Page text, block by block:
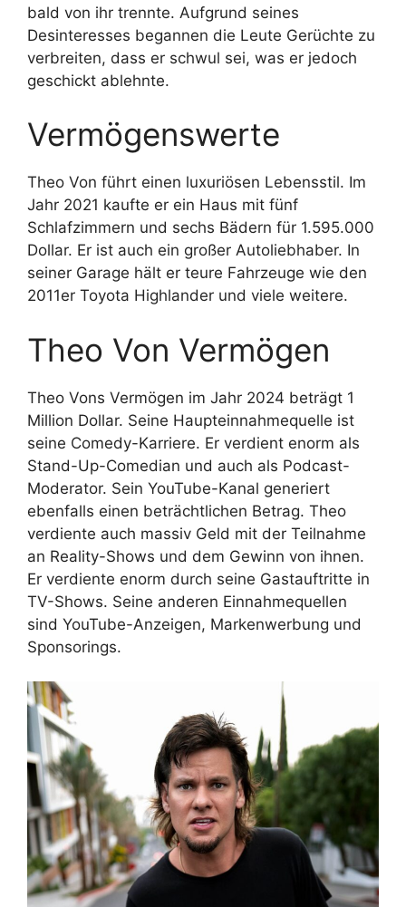
bald von ihr trennte. Aufgrund seines
Desinteresses begannen die Leute Gerüchte zu
verbreiten, dass er schwul sei, was er jedoch
geschickt ablehnte.
Vermögenswerte
Theo Von führt einen luxuriösen Lebensstil. Im
Jahr 2021 kaufte er ein Haus mit fünf
Schlafzimmern und sechs Bädern für 1.595.000
Dollar. Er ist auch ein großer Autoliebhaber. In
seiner Garage hält er teure Fahrzeuge wie den
2011er Toyota Highlander und viele weitere.
Theo Von Vermögen
Theo Vons Vermögen im Jahr 2024 beträgt 1
Million Dollar. Seine Haupteinnahmequelle ist
seine Comedy-Karriere. Er verdient enorm als
Stand-Up-Comedian und auch als Podcast-
Moderator. Sein YouTube-Kanal generiert
ebenfalls einen beträchtlichen Betrag. Theo
verdiente auch massiv Geld mit der Teilnahme
an Reality-Shows und dem Gewinn von ihnen.
Er verdiente enorm durch seine Gastauftritte in
TV-Shows. Seine anderen Einnahmequellen
sind YouTube-Anzeigen, Markenwerbung und
Sponsorings.